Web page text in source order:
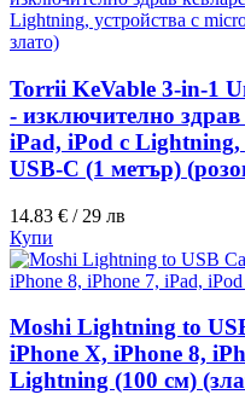
Torrii KeVable 3-in-1
- изключително
iPad, iPod с Lightning,
USB-C (1 метър)
14.83 € / 29 лв
Купи
Moshi Lightning to
iPhone X, iPhone 8,
Lightning (100 см)